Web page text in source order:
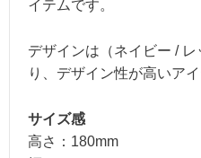
イテムです。
デザインは（ネイビー /
り、デザイン性が高いア
サイズ感
高さ：180mm